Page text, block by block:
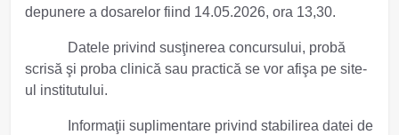
depunere a dosarelor fiind 14.05.2026, ora 13,30.
Datele privind susţinerea concursului, probă
scrisă şi proba clinică sau practică se vor afişa pe site-
ul institutului.
Informaţii suplimentare privind stabilirea datei de